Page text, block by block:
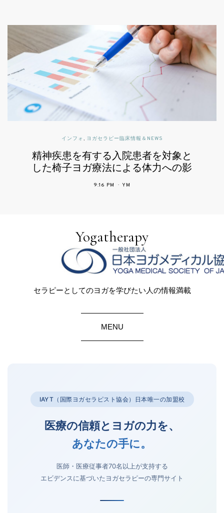
インフォ , ヨガセラピー臨床情報＆NEWS
精神疾患を有する入院患者を対象と
した椅子ヨガ療法による体力への影
9:16 PM YM
Yogatherapy
セラピーとしてのヨガを学びたい人の情報満載
MENU
IAYT（国際ヨガセラピスト協会）日本唯一の加盟校
医療の信頼とヨガの力を、
あなたの手に。
医師・医療従事者70名以上が支持する
エビデンスに基づいたヨガセラピーの専門サイト